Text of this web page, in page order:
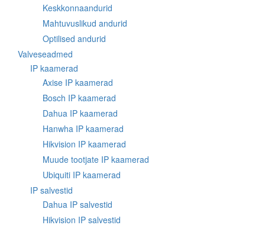
Keskkonnaandurid
Mahtuvuslikud andurid
Optilised andurid
Valveseadmed
IP kaamerad
Axise IP kaamerad
Bosch IP kaamerad
Dahua IP kaamerad
Hanwha IP kaamerad
Hikvision IP kaamerad
Muude tootjate IP kaamerad
Ubiquiti IP kaamerad
IP salvestid
Dahua IP salvestid
Hikvision IP salvestid